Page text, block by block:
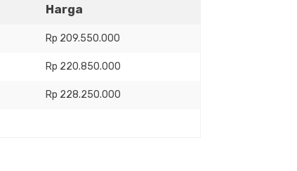
Harga
Rp 209.550.000
Rp 220.850.000
Rp 228.250.000